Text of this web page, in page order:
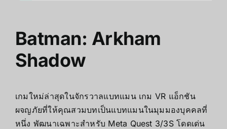
Batman: Arkham
Shadow
เกมใหม่ล่าสุดในจักรวาลแบทแมน เกม VR แอ็กชัน
ผจญภัยที่ให้คุณสวมบทเป็นแบทแมนในมุมมองบุคคลที่
หนึ่ง พัฒนาเฉพาะสำหรับ Meta Quest 3/3S โดดเด่น